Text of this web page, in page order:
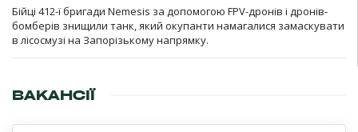
Бійці 412-ї бригади Nemesis за допомогою FPV-дронів і дронів-
бомберів знищили танк, який окупанти намагалися замаскувати
в лісосмузі на Запорізькому напрямку.
ВАКАНСІЇ